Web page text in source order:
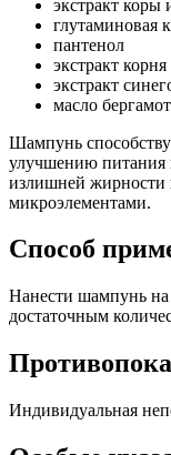
экстракт коры
глутаминовая
пантенол
экстракт
экстракт
масло
Шампунь
улучшению питания
излишней жирности
микроэлементами.
Способ
Нанести шампунь
достаточным
Индивидуальная